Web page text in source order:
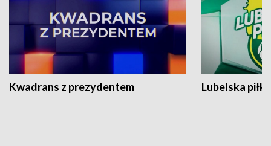
Kwadrans z prezydentem Lubelska piłka